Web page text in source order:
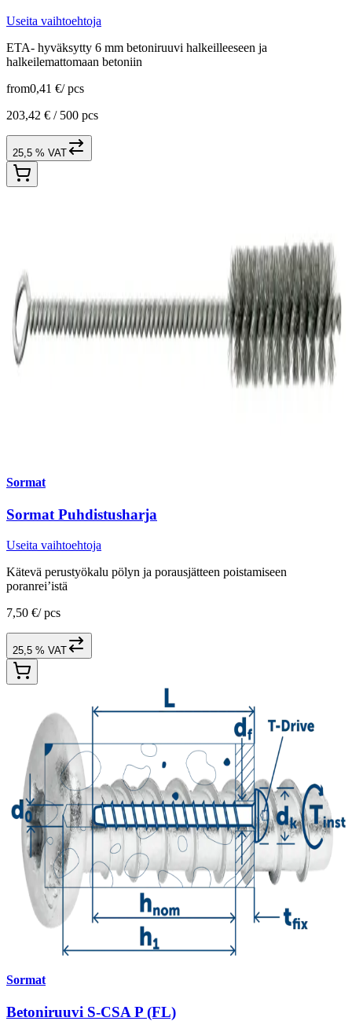
Useita vaihtoehtoja
ETA- hyväksytty 6 mm betoniruuvi halkeilleeseen ja
halkeilemattomaan betoniin
from0,41 €/ pcs
203,42 € / 500 pcs
25,5 % VAT
Sormat
Sormat Puhdistusharja
Useita vaihtoehtoja
Kätevä perustyökalu pölyn ja porausjätteen poistamiseen
poranrei’istä
7,50 €/ pcs
25,5 % VAT
Sormat
Betoniruuvi S-CSA P (FL)